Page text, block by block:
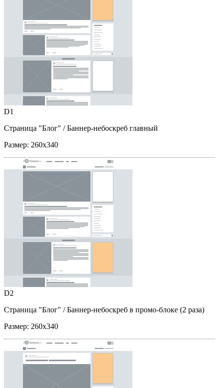
D1
Страница "Блог" / Баннер-небоскреб главный
Размер: 260x340
D2
Страница "Блог" / Баннер-небоскреб в промо-блоке (2 раза)
Размер: 260x340